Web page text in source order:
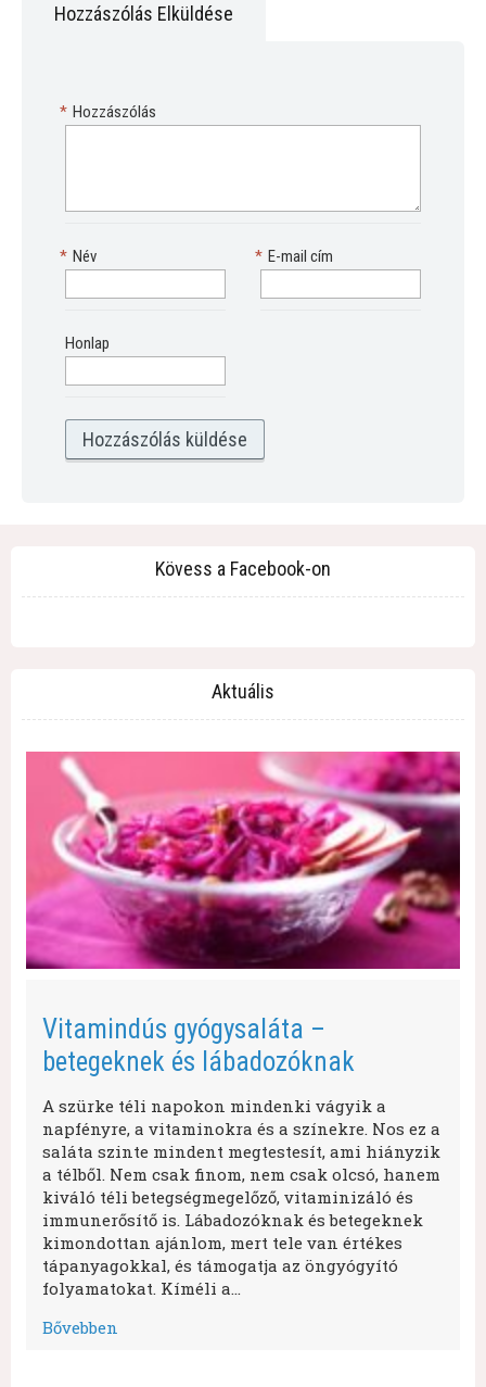
Hozzászólás Elküldése
Hozzászólás
*
Név
* E-mail cím
*
Honlap
Kövess a Facebook-on
Aktuális
Vitamindús gyógysaláta –
betegeknek és lábadozóknak
A szürke téli napokon mindenki vágyik a
napfényre, a vitaminokra és a színekre. Nos ez a
saláta szinte mindent megtestesít, ami hiányzik
a télből. Nem csak finom, nem csak olcsó, hanem
kiváló téli betegségmegelőző, vitaminizáló és
immunerősítő is. Lábadozóknak és betegeknek
kimondottan ajánlom, mert tele van értékes
tápanyagokkal, és támogatja az öngyógyító
folyamatokat. Kíméli a…
Bővebben